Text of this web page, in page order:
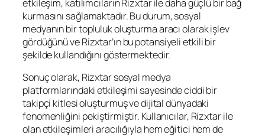
etkileşim, katılımcıların Rizxtar ile daha güçlü bir bağ
kurmasını sağlamaktadır. Bu durum, sosyal
medyanın bir topluluk oluşturma aracı olarak işlev
gördüğünü ve Rizxtar’ın bu potansiyeli etkili bir
şekilde kullandığını göstermektedir.
Sonuç olarak, Rizxtar sosyal medya
platformlarındaki etkileşimi sayesinde ciddi bir
takipçi kitlesi oluşturmuş ve dijital dünyadaki
fenomenliğini pekiştirmiştir. Kullanıcılar, Rizxtar ile
olan etkileşimleri aracılığıyla hem eğitici hem de